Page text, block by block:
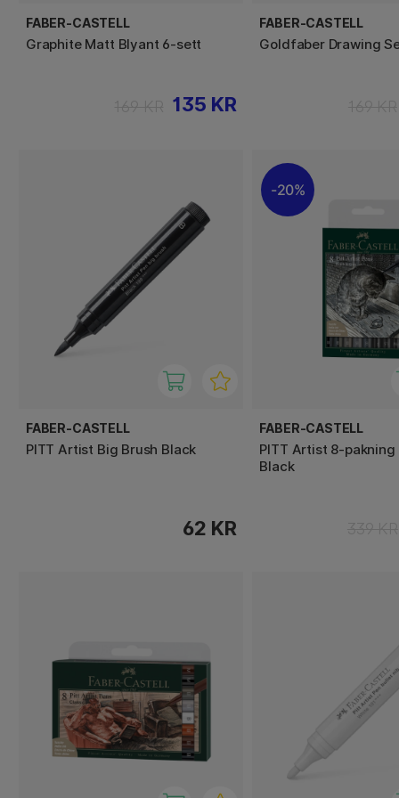
FABER-CASTELL
Graphite Matt Blyant 6-sett
135 KR
FABER-CASTELL
Goldfaber Drawing
FABER-CASTELL
PITT Artist Big Brush Black
62 KR
20%
FABER-CASTELL
PITT Artist 8-pakning
Black